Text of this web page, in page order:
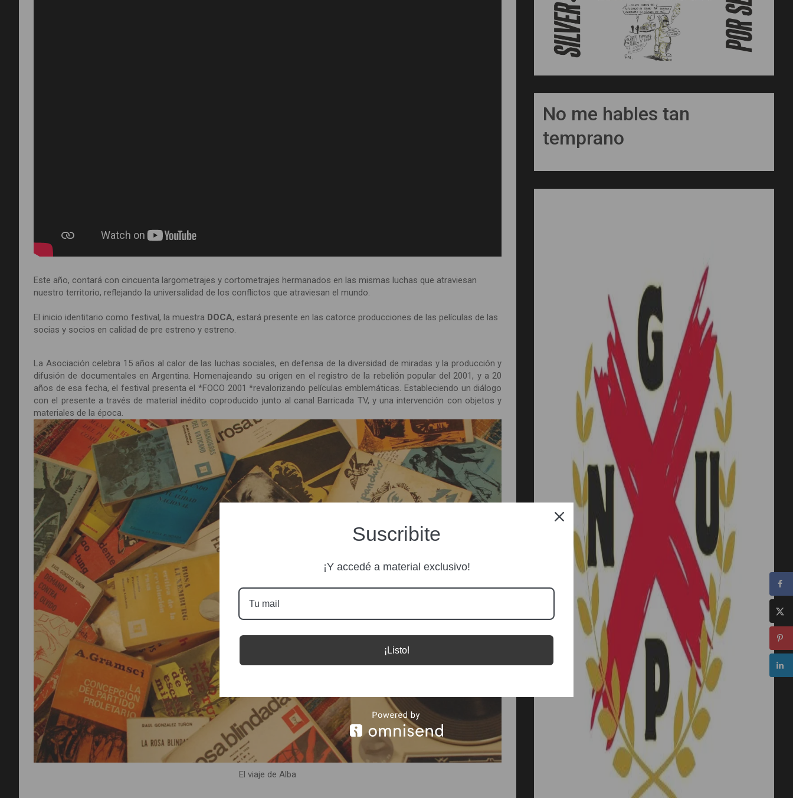
Este año, contará con cincuenta largometrajes y cortometrajes hermanados en las mismas luchas que atraviesan
nuestro territorio, reflejando la universalidad de los conflictos que atraviesan el mundo.
El inicio identitario como festival, la muestra DOCA, estará presente en las catorce producciones de las películas de las
socias y socios en calidad de pre estreno y estreno.
La Asociación celebra 15 años al calor de las luchas sociales, en defensa de la diversidad de miradas y la producción y
difusión de documentales en Argentina. Homenajeando su origen en el registro de la rebelión popular del 2001, y a 20
años de esa fecha, el festival presenta el *FOCO 2001 *revalorizando películas emblemáticas. Estableciendo un diálogo
con el presente a través de material inédito coproducido junto al canal Barricada TV, y una intervención con objetos y
materiales de la época.
El viaje de Alba
No me hables tan
temprano
Suscribite
¡Y accedé a material exclusivo!
¡Listo!